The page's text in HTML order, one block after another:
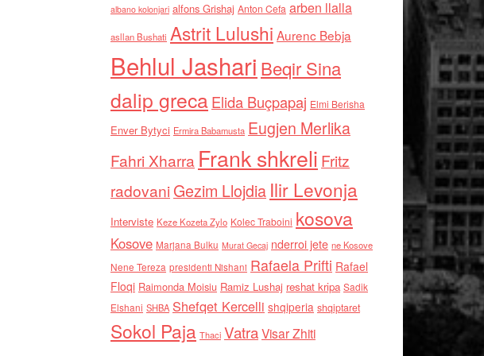
albano kolonjari alfons Grishaj Anton Cefa arben llalla
asllan Bushati Astrit Lulushi Aurenc Bebja
Behlul Jashari Beqir Sina
dalip grecaElida Buçpapaj Elmi Berisha
Enver Bytyci Ermira Babamusta Eugjen Merlika
Fahri Xharra Frank shkreli Fritz
radovaniGezim Llojdia Ilir Levonja
Interviste Keze Kozeta Zylo Kolec Traboini kosova
Kosove Marjana Bulku Murat Gecaj nderroi jete ne Kosove
Nene Tereza presidenti Nishani Rafaela Prifti Rafael
Floqi Raimonda Moisiu Ramiz Lushaj reshat kripa Sadik
Elshani SHBA Shefqet Kercelli shqiperia shqiptaret
Sokol Paja Thaci VatraVisar Zhiti